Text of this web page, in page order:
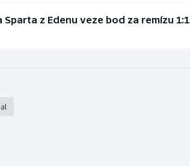
z Edenu veze bod za remízu 1:1